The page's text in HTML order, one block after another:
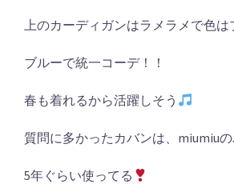
上のカーディガンはラメラメで色は
ブルーで統一コーデ！！
春も着れるから活躍しそう
質問に多かったカバンは、miumiu
5年ぐらい使ってる